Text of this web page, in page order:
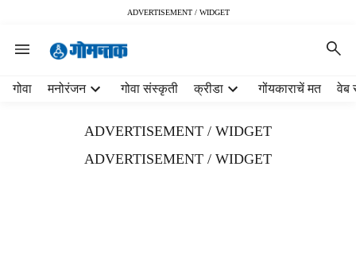
ADVERTISEMENT / WIDGET
गोवा मनोरंजन गोवा संस्कृती क्रीडा गोंयकाराचें मत वेब
ADVERTISEMENT / WIDGET
ADVERTISEMENT / WIDGET